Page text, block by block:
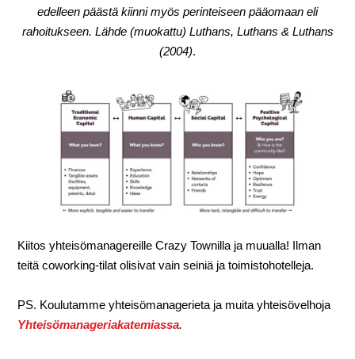
edelleen päästä kiinni myös perinteiseen pääomaan eli
rahoitukseen. Lähde (muokattu) Luthans, Luthans & Luthans
(2004).
Kiitos yhteisömanagereille Crazy Townilla ja muualla! Ilman
teitä coworking-tilat olisivat vain seiniä ja toimistohotelleja.
PS. Koulutamme yhteisömanagerieta ja muita yhteisövelhoja
Yhteisömanageriakatemiassa.